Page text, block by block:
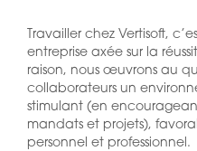
Travailler chez Vertisoft,
entreprise axée sur la
raison, nous œuvrons au
collaborateurs un
stimulant (en
mandats et projets),
personnel et professionnel.